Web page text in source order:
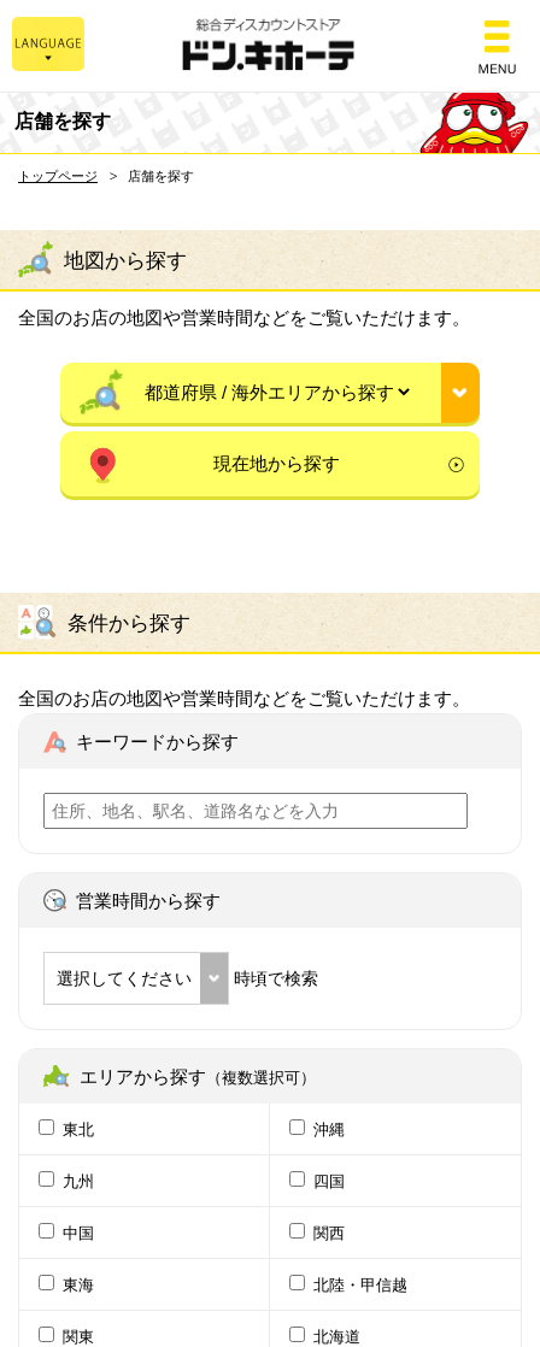
総合ディスカウント
店舗を探す
トップページ 店舗を探す
地図から探す
全国のお店の地図や営業時間などをご覧いただけます。
現在地から探す
条件から探す
全国のお店の地図や営業時間などをご覧いただけます。
キーワードから探す
営業時間から探す
選択してください 時頃で検索
エリアから探す （複数選択可）
東北 沖縄
九州 四国
中国 関西
東海 北陸・甲信越
関東 北海道